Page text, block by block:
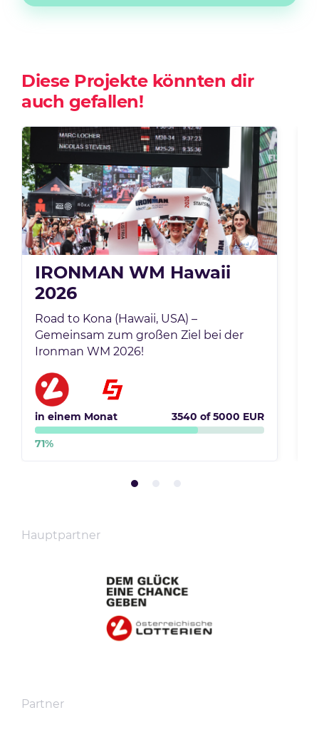
Diese Projekte könnten dir
auch gefallen!
IRONMAN WM Hawaii
2026
Road to Kona (Hawaii, USA) –
Gemeinsam zum großen Ziel bei der
Ironman WM 2026!
in einem Monat 3540 of5000 EUR
71%
Hauptpartner
Partner